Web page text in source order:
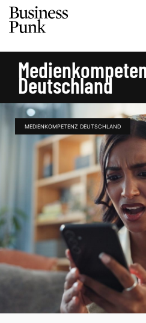
Deutschland
MEDIENKOMPETENZ DEUTSCHLAND